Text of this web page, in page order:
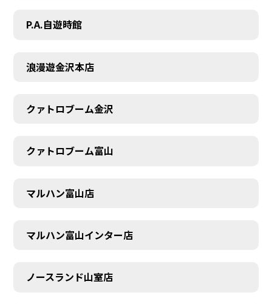
P.A.自遊時館
浪漫遊金沢本店
クァトロブーム金沢
クァトロブーム富山
マルハン富山店
マルハン富山インター店
ノースランド山室店